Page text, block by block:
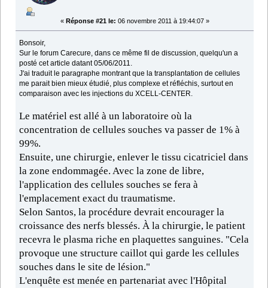
« Réponse #21 le: 06 novembre 2011 à 19:44:07 »
Bonsoir,
Sur le forum Carecure, dans ce même fil de discussion, quelqu'un a
posté cet article datant 05/06/2011.
J'ai traduit le paragraphe montrant que la transplantation de cellules
me parait bien mieux étudié, plus complexe et réfléchis, surtout en
comparaison avec les injections du XCELL-CENTER.
Le matériel est allé à un laboratoire où la
concentration de cellules souches va passer de 1% à
99%.
Ensuite, une chirurgie, enlever le tissu cicatriciel dans
la zone endommagée.Avec la zone de libre,
l'application des cellules souches se fera à
l'emplacement exact du traumatisme.
Selon Santos, la procédure devrait encourager la
croissance des nerfs blessés. À la chirurgie, le patient
recevra le plasma riche en plaquettes sanguines. "Cela
provoque une structure caillot qui garde les cellules
souches dans le site de lésion."
L'enquête est menée en partenariat avec l'Hôpital